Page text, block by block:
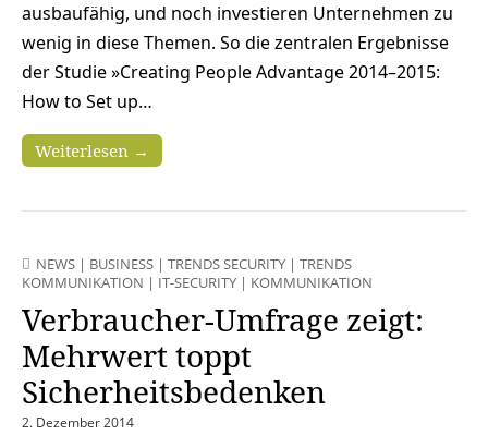
ausbaufähig, und noch investieren Unternehmen zu
wenig in diese Themen. So die zentralen Ergebnisse
der Studie »Creating People Advantage 2014–2015:
How to Set up…
Weiterlesen →
NEWS | BUSINESS | TRENDS SECURITY | TRENDS
KOMMUNIKATION | IT-SECURITY | KOMMUNIKATION
Verbraucher-Umfrage zeigt:
Mehrwert toppt
Sicherheitsbedenken
2. Dezember 2014